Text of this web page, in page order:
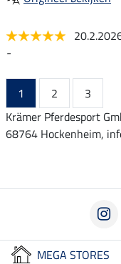
-
1 2
3
Krämer Pferdesport
68764 Hockenheim,
MEGA STORES